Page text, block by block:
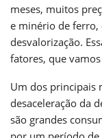
meses, muitos
e minério de
desvalorização.
fatores, que
Um dos principais
desaceleração da
são grandes